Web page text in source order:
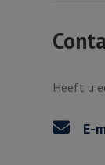
Heeft u
E-